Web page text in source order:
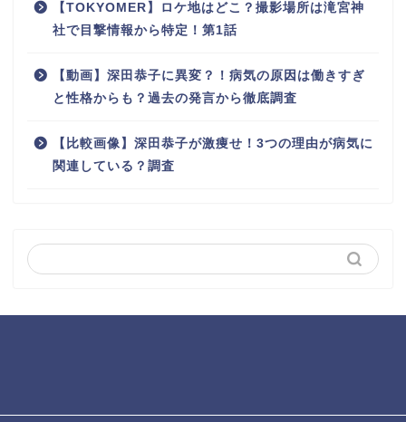
【TOKYOMER】ロケ地はどこ？撮影場所は滝宮神
社で目撃情報から特定！第1話
【動画】深田恭子に異変？！病気の原因は働きすぎ
と性格からも？過去の発言から徹底調査
【比較画像】深田恭子が激痩せ！3つの理由が病気に
関連している？調査